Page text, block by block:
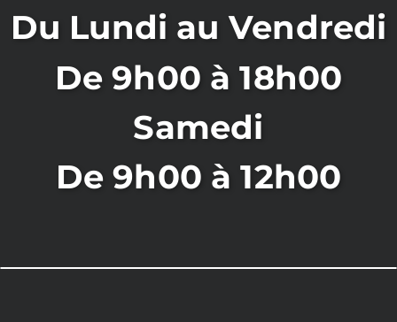
Du Lundi au Vendredi
De 9h00 à 18h00
Samedi
De 9h00 à 12h00